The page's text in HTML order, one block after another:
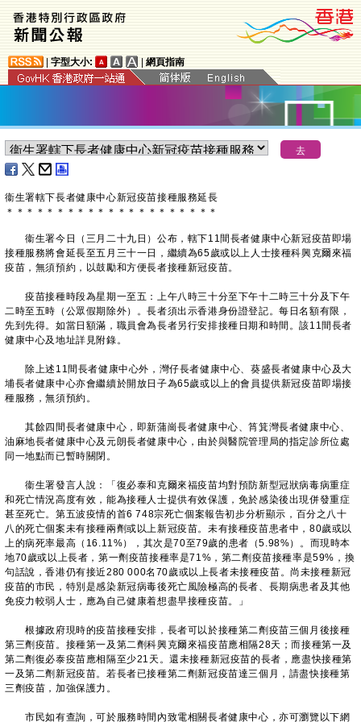
字型大小: 網頁指南
衞生署轄下長者健康中心新冠疫苗接種服務延長
＊ ＊ ＊ ＊ ＊ ＊ ＊ ＊ ＊ ＊ ＊ ＊ ＊ ＊ ＊ ＊ ＊ ＊ ＊ ＊ ＊
衞生署今日（三月二十九日）公布，轄下11間長者健康中心新冠疫苗即場
接種服務將會延長至五月三十一日，繼續為65歲或以上人士接種科興克爾來福
疫苗，無須預約，以鼓勵和方便長者接種新冠疫苗。
疫苗接種時段為星期一至五：上午八時三十分至下午十二時三十分及下午
二時至五時（公眾假期除外）。長者須出示香港身份證登記。每日名額有限，
先到先得。如當日額滿，職員會為長者另行安排接種日期和時間。該11間長者
健康中心及地址詳見附錄。
除上述11間長者健康中心外，灣仔長者健康中心、葵盛長者健康中心及大
埔長者健康中心亦會繼續於開放日子為65歲或以上的會員提供新冠疫苗即場接
種服務，無須預約。
其餘四間長者健康中心，即新蒲崗長者健康中心、筲箕灣長者健康中心、
油麻地長者健康中心及元朗長者健康中心，由於與醫院管理局的指定診所位處
同一地點而已暫時關閉。
衞生署發言人說：「復必泰和克爾來福疫苗均對預防新型冠狀病毒病重症
和死亡情況高度有效，能為接種人士提供有效保護，免於感染後出現併發重症
甚至死亡。第五波疫情的首6 748宗死亡個案報告初步分析顯示，百分之八十
八的死亡個案未有接種兩劑或以上新冠疫苗。未有接種疫苗患者中，80歲或以
上的病死率最高（16.11%），其次是70至79歲的患者（5.98%）。而現時本
地70歲或以上長者，第一劑疫苗接種率是71%，第二劑疫苗接種率是59%，換
句話說，香港仍有接近280 000名70歲或以上長者未接種疫苗。尚未接種新冠
疫苗的市民，特別是感染新冠病毒後死亡風險極高的長者、長期病患者及其他
免疫力較弱人士，應為自己健康着想盡早接種疫苗。」
根據政府現時的疫苗接種安排，長者可以於接種第二劑疫苗三個月後接種
第三劑疫苗。接種第一及第二劑科興克爾來福疫苗應相隔28天；而接種第一及
第二劑復必泰疫苗應相隔至少21天。還未接種新冠疫苗的長者，應盡快接種第
一及第二劑新冠疫苗。若長者已接種第二劑新冠疫苗達三個月，請盡快接種第
三劑疫苗，加強保護力。
市民如有查詢，可於服務時間內致電相關長者健康中心，亦可瀏覽以下網